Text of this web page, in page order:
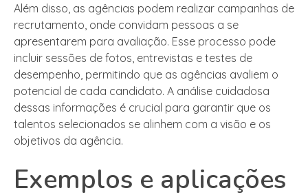
Além disso, as agências podem realizar campanhas de
recrutamento, onde convidam pessoas a se
apresentarem para avaliação. Esse processo pode
incluir sessões de fotos, entrevistas e testes de
desempenho, permitindo que as agências avaliem o
potencial de cada candidato. A análise cuidadosa
dessas informações é crucial para garantir que os
talentos selecionados se alinhem com a visão e os
objetivos da agência.
Exemplos e aplicações